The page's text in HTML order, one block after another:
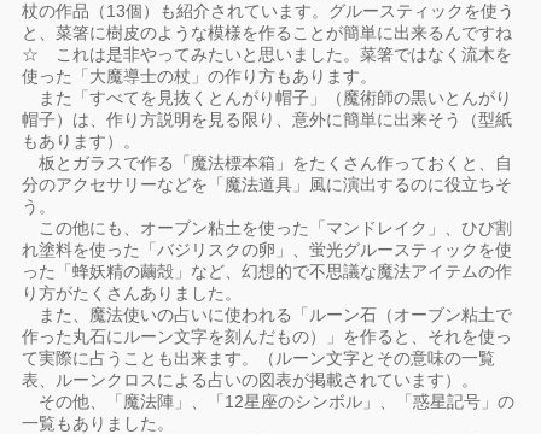
杖の作品（13個）も紹介されています。グルースティックを使う
と、菜箸に樹皮のような模様を作ることが簡単に出来るんですね
☆ これは是非やってみたいと思いました。菜箸ではなく流木を
使った「大魔導士の杖」の作り方もあります。
また「すべてを見抜くとんがり帽子」（魔術師の黒いとんがり
帽子）は、作り方説明を見る限り、意外に簡単に出来そう（型紙
もあります）。
板とガラスで作る「魔法標本箱」をたくさん作っておくと、自
分のアクセサリーなどを「魔法道具」風に演出するのに役立ちそ
う。
この他にも、オーブン粘土を使った「マンドレイク」、ひび割
れ塗料を使った「バジリスクの卵」、蛍光グルースティックを使
った「蜂妖精の繭殻」など、幻想的で不思議な魔法アイテムの作
り方がたくさんありました。
また、魔法使いの占いに使われる「ルーン石（オーブン粘土で
作った丸石にルーン文字を刻んだもの）」を作ると、それを使っ
て実際に占うことも出来ます。（ルーン文字とその意味の一覧
表、ルーンクロスによる占いの図表が掲載されています）。
その他、「魔法陣」、「12星座のシンボル」、「惑星記号」の
一覧もありました。